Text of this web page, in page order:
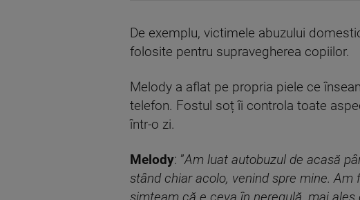
De exemplu, victimele abuzului
folosite pentru supravegherea copiilor.
Melody a aflat pe propria piele ce
telefon. Fostul soț îi controla toate
într-o zi.
Melody: ”Am luat autobuzul de acasă
stând chiar acolo, venind spre mine.